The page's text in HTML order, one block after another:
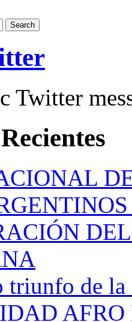
Twitter
de la
AFRO